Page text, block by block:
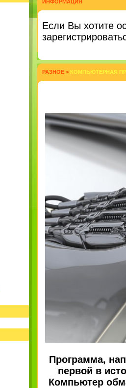
ИНФОРМАЦИЯ
Eсли Вы хотите
РАЗНОЕ > КОМПЬЮТЕРНАЯ
Программа,
первой в
Компьютер